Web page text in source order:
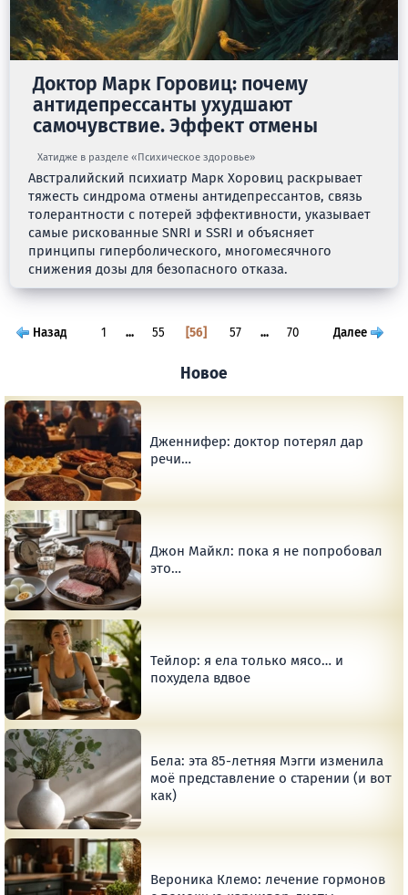
Доктор Марк Горовиц: почему
антидепрессанты ухудшают
самочувствие. Эффект отмены
Хатидже в разделе «Психическое здоровье»
Австралийский психиатр Марк Хоровиц раскрывает
тяжесть синдрома отмены антидепрессантов, связь
толерантности с потерей эффективности, указывает
самые рискованные SNRI и SSRI и объясняет
принципы гиперболического, многомесячного
снижения дозы для безопасного отказа.
Назад 1 ... 55 56 57 ... 70 Далее
Новое
Дженнифер: доктор потерял дар
речи…
Джон Майкл: пока я не попробовал
это…
Тейлор: я ела только мясо… и
похудела вдвое
Бела: эта 85-летняя Мэгги изменила
моё представление о старении (и вот
как)
Вероника Клемо: лечение гормонов